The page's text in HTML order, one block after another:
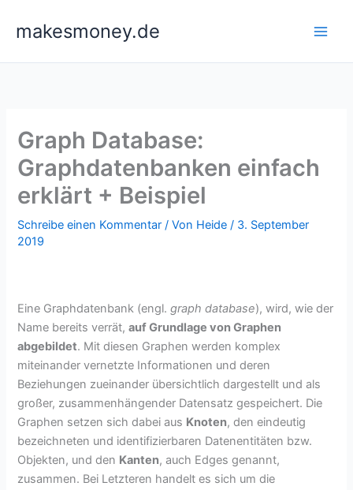
Inhaltmakesmoney.de
Graph Database:
Graphdatenbanken einfach
erklärt + Beispiel
Schreibe einen Kommentar / Von Heide/ 3. September
2019
Eine Graphdatenbank (engl.graph database), wird, wie der
Name bereits verrät,auf Grundlage von Graphen
abgebildet. Mit diesen Graphen werden komplex
miteinander vernetzte Informationen und deren
Beziehungen zueinander übersichtlich dargestellt und als
großer, zusammenhängender Datensatz gespeichert. Die
Graphen setzen sich dabei aus Knoten, den eindeutig
bezeichneten und identifizierbaren Datenentitäten bzw.
Objekten, und den Kanten, auch Edges genannt,
zusammen. Bei Letzteren handelt es sich um die